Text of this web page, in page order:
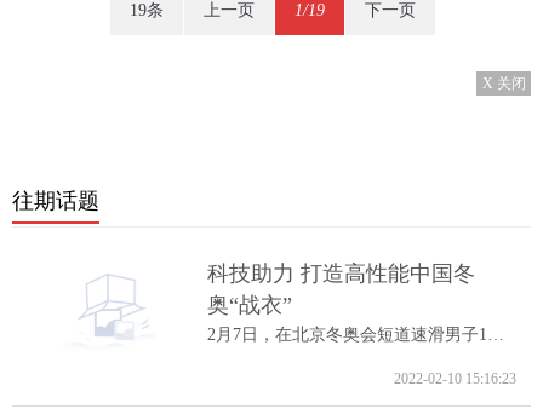
19条 上一页 1/19 下一页
X 关闭
往期话题
科技助力 打造高性能中国冬
奥“战衣”
2月7日，在北京冬奥会短道速滑男子1000米A...
2022-02-10 15:16:23